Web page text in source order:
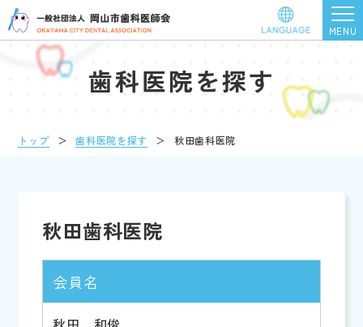
歯科医院を探す
トップ ＞ 歯科医院を探す ＞ 秋田歯科医院
秋田歯科医院
会員名